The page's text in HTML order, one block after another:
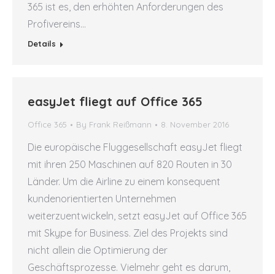
365 ist es, den erhöhten Anforderungen des
Profivereins…
Details
easyJet fliegt auf Office 365
Office 365 By Frank Reißmann 8. November 2016
Die europäische Fluggesellschaft easyJet fliegt
mit ihren 250 Maschinen auf 820 Routen in 30
Länder. Um die Airline zu einem konsequent
kundenorientierten Unternehmen
weiterzuentwickeln, setzt easyJet auf Office 365
mit Skype for Business. Ziel des Projekts sind
nicht allein die Optimierung der
Geschäftsprozesse. Vielmehr geht es darum,